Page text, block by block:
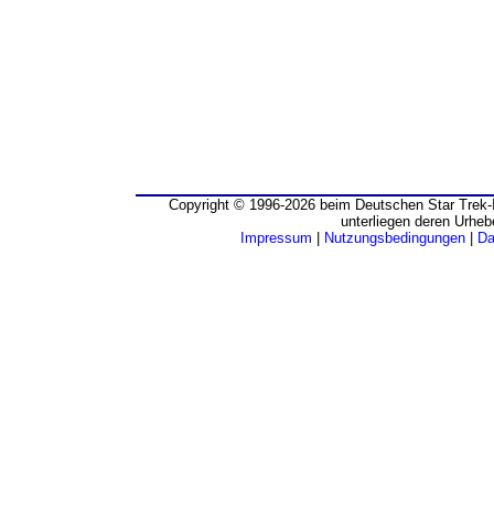
Copyright © 1996-2026 beim Deutschen Star
unterliegen deren
Impressum
Nutzungsbedingungen